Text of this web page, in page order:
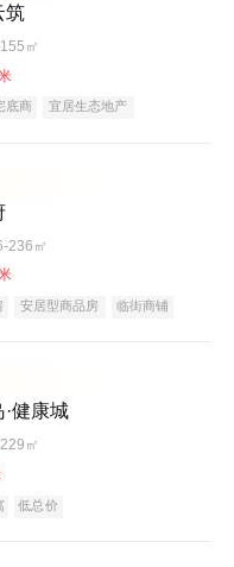
筑
㎡
底商 宜居生态地产
236㎡
安居型商品房
临街商铺
健康城
㎡
低总价